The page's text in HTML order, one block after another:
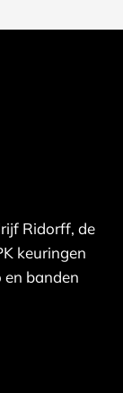
Ridorff, de
keuringen
en banden